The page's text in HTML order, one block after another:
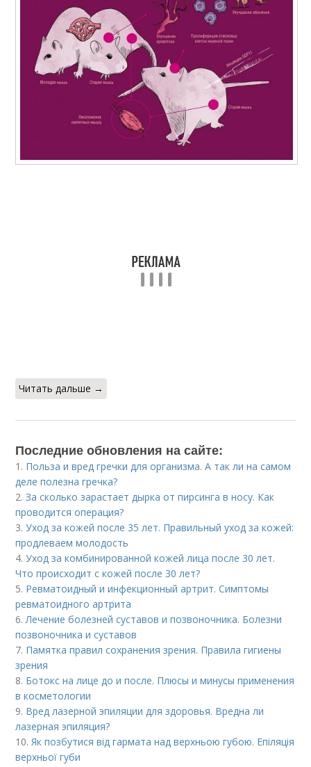
Читать дальше →
Последние обновления на сайте:
1. Польза и вред гречки для организма. А так ли на самом
деле полезна гречка?
2.За сколько зарастает дырка от пирсинга в носу. Как
проводится операция?
3.Уход за кожей после 35 лет. Правильный уход за кожей:
продлеваем молодость
4.Уход за комбинированной кожей лица после 30 лет.
Что происходит с кожей после 30 лет?
5. Ревматоидный и инфекционный артрит. Симптомы
ревматоидного артрита
6.Лечение болезней суставов и позвоночника. Болезни
позвоночника и суставов
7. Памятка правил сохранения зрения. Правила гигиены
зрения
8. Ботокс на лице до и после. Плюсы и минусы применения
в косметологии
9. Вред лазерной эпиляции для здоровья. Вредна ли
лазерная эпиляция?
10.Як позбутися від гармата над верхньою губою. Епіляція
верхньої губи